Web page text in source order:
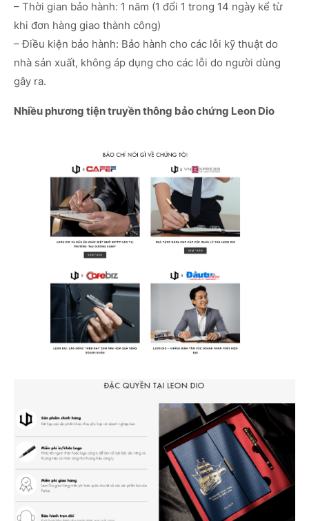
– Thời gian bảo hành: 1 năm (1 đổi 1 trong 14 ngày kể từ
khi đơn hàng giao thành công)
– Điều kiện bảo hành: Bảo hành cho các lỗi kỹ thuật do
nhà sản xuất, không áp dụng cho các lỗi do người dùng
gây ra.
Nhiều phương tiện truyền thông bảo chứng Leon Dio